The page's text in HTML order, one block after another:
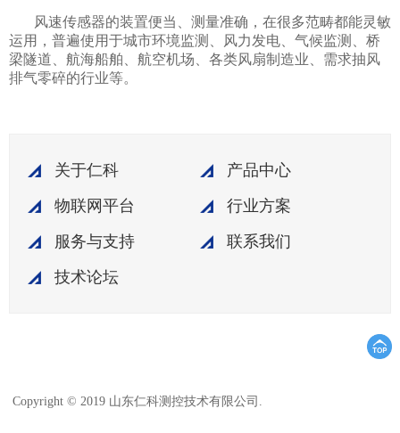
风速传感器的装置便当、测量准确，在很多范畴都能灵敏
运用，普遍使用于城市环境监测、风力发电、气候监测、桥
梁隧道、航海船舶、航空机场、各类风扇制造业、需求抽风
排气零碎的行业等。
关于仁科
产品中心
物联网平台
行业方案
服务与支持
联系我们
技术论坛
Copyright © 2019 山东仁科测控技术有限公司.